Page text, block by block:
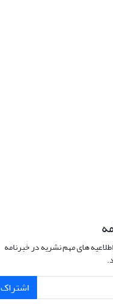
های مهم نشریه در خبرنامه
اشتراک